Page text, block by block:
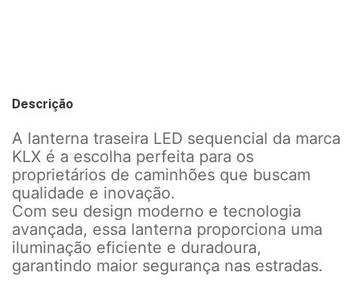
Descrição
A lanterna traseira LED sequencial da marca
KLX é a escolha perfeita para os
proprietários de caminhões que buscam
qualidade e inovação.
Com seu design moderno e tecnologia
avançada, essa lanterna proporciona uma
iluminação eficiente e duradoura,
garantindo maior segurança nas estradas.